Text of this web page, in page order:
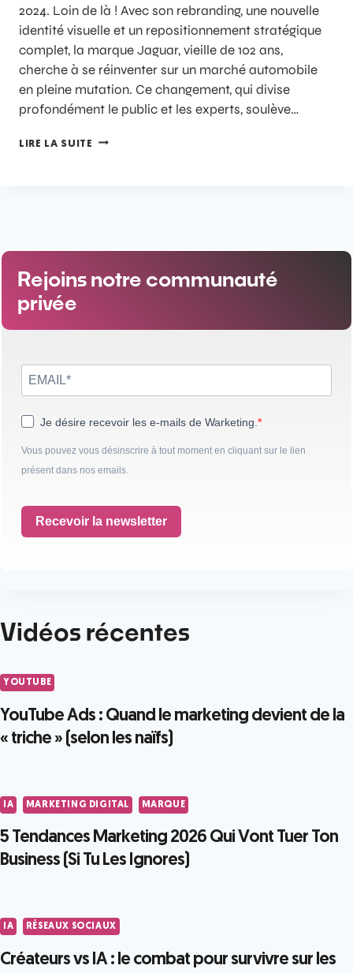
2024. Loin de là ! Avec son rebranding, une nouvelle
identité visuelle et un repositionnement stratégique
complet, la marque Jaguar, vieille de 102 ans,
cherche à se réinventer sur un marché automobile
en pleine mutation. Ce changement, qui divise
profondément le public et les experts, soulève…
LIRE LA SUITE
Rejoins notre communauté
privée
Je désire recevoir les e-mails de Warketing.
Vous pouvez vous désinscrire à tout moment en cliquant sur le lien
présent dans nos emails.
Recevoir la newsletter
Vidéos récentes
YOUTUBE
YouTube Ads : Quand le marketing devient de la
« triche » (selon les naïfs)
IA MARKETING DIGITAL MARQUE
5 Tendances Marketing 2026 Qui Vont Tuer Ton
Business (Si Tu Les Ignores)
IA RÉSEAUX SOCIAUX
Créateurs vs IA : le combat pour survivre sur les